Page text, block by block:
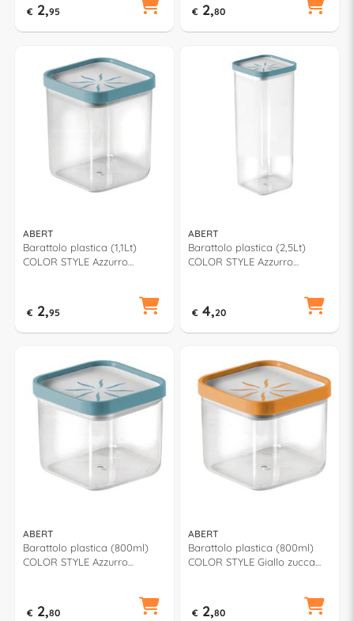
€ 2,95 € 2,80
ABERT
Barattolo plastica (1,1Lt)
COLOR STYLE Azzurro
€ 2,95
ABERT
Barattolo plastica (2,5Lt)
COLOR STYLE Azzurro
€ 4,20
ABERT
Barattolo plastica (800ml)
COLOR STYLE Azzurro
€ 2,80
ABERT
Barattolo plastica (800ml)
COLOR STYLE Giallo zucca
€ 2,80